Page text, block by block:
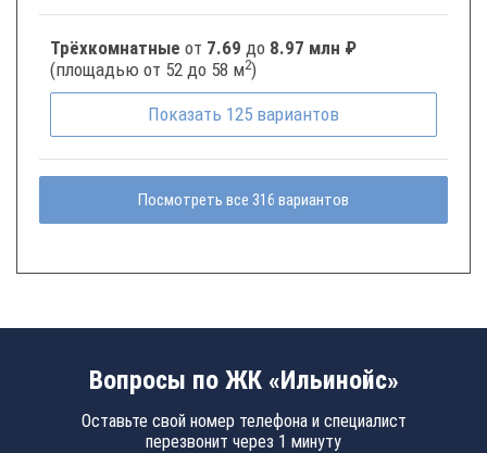
Трёхкомнатные от 7.69 до 8.97 млн ₽
(площадью от 52 до 58 м2)
Показать 125 вариантов
Посмотреть все 316 вариантов
Вопросы по ЖК «Ильинойс»
Оставьте свой номер телефона и специалист
перезвонит через 1 минуту